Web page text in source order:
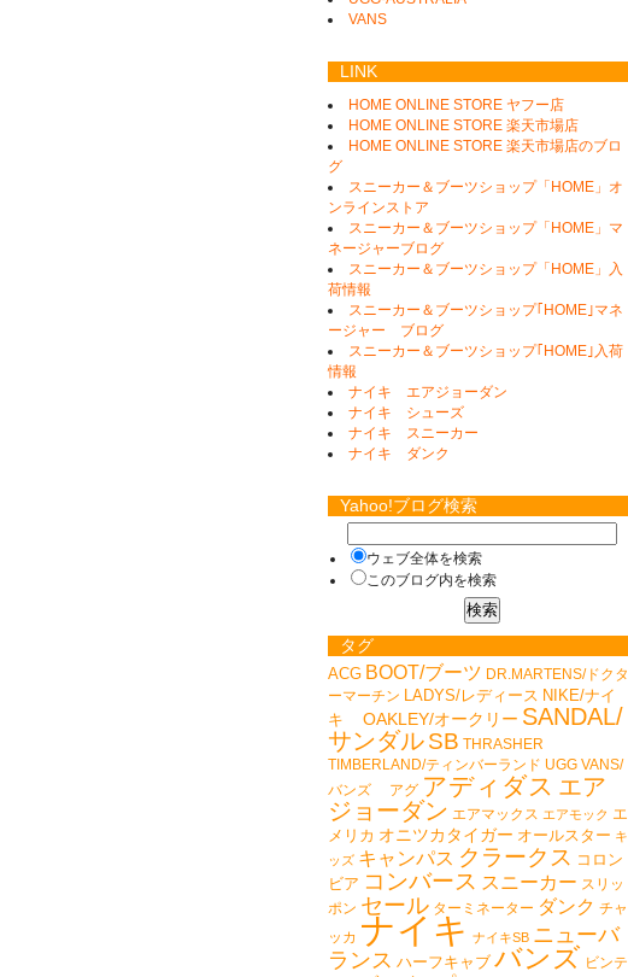
VANS
LINK
HOME ONLINE STORE ヤフー店
HOME ONLINE STORE 楽天市場店
HOME ONLINE STORE 楽天市場店のブロ
グ
スニーカー＆ブーツショップ「HOME」オ
ンラインストア
スニーカー＆ブーツショップ「HOME」マ
ネージャーブログ
スニーカー＆ブーツショップ「HOME」入
荷情報
スニーカー＆ブーツショップ｢HOME｣マネ
ージャー ブログ
スニーカー＆ブーツショップ｢HOME｣入荷
情報
ナイキ エアジョーダン
ナイキ シューズ
ナイキ スニーカー
ナイキ ダンク
Yahoo!ブログ検索
ウェブ全体を検索
このブログ内を検索
タグ
ACG BOOT/ブーツ DR.MARTENS/ドクタ
ーマーチン LADYS/レディース NIKE/ナイ
キ
OAKLEY/オークリー SANDAL/
サンダルSB THRASHER
TIMBERLAND/ティンバーランド UGG VANS/
バンズ
アグ アディダス エア
ジョーダン エアマックス エアモック エ
メリカ オニツカタイガー オールスター キ
ッズ キャンパス クラークス コロン
ビア コンバース スニーカー スリッ
ポン セール ターミネーター ダンク チャ
ッカ ナイキ ナイキSB ニューバ
ランス ハーフキャブ バンズ ビンテ